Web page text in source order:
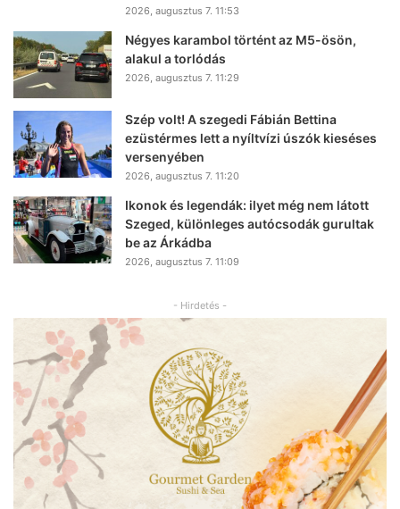
2026, augusztus 7. 11:53
Négyes karambol történt az M5-ösön,
alakul a torlódás
2026, augusztus 7. 11:29
Szép volt! A szegedi Fábián Bettina
ezüstérmes lett a nyíltvízi úszók kieséses
versenyében
2026, augusztus 7. 11:20
Ikonok és legendák: ilyet még nem látott
Szeged, különleges autócsodák gurultak
be az Árkádba
2026, augusztus 7. 11:09
- Hirdetés -